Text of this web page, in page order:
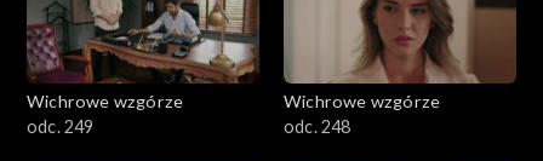
Wichrowe wzgórze
odc. 249
Wichrowe wzgórze
odc. 248